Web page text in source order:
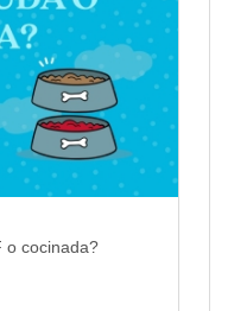
o cocinada?